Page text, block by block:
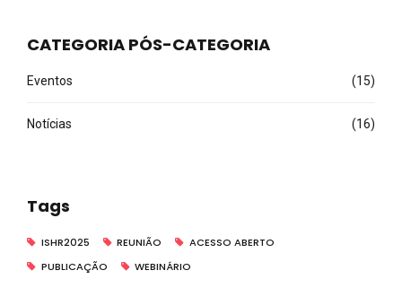
CATEGORIA PÓS-CATEGORIA
Eventos (15)
Notícias (16)
Tags
ISHR2025 REUNIÃO
ACESSO ABERTO
PUBLICAÇÃO
WEBINÁRIO